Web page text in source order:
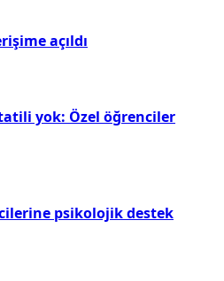
açıldı
yok: Özel öğrenciler
psikolojik destek